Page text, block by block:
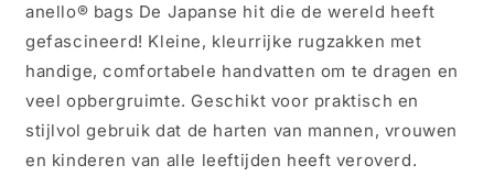
S
Nv-
Olv
0197
S
Nv-
Olv
0197
anello® bags De Japanse hit die de wereld heeft
gefascineerd! Kleine, kleurrijke rugzakken met
handige, comfortabele handvatten om te dragen en
veel opbergruimte. Geschikt voor praktisch en
stijlvol gebruik dat de harten van mannen, vrouwen
en kinderen van alle leeftijden heeft veroverd.